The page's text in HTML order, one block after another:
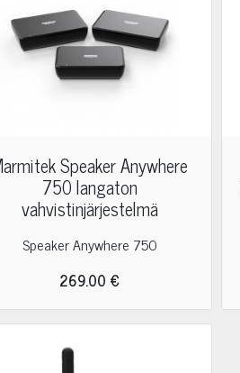
Speaker Anywhere
750 langaton
vahvistinjärjestelmä
Speaker Anywhere 750
269.00 €